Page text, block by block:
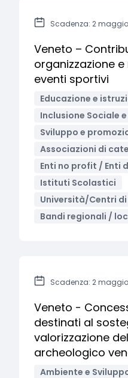
Scadenza: 2
Veneto –
organizzazione
eventi sportivi
Educazione e
Inclusione Sociale
Sviluppo e
Associazioni di
Enti no profit / Enti
Istituti Scolastici
Università/Centri
Bandi regionali /
Scadenza: 2
Veneto -
destinati al
valorizzazione
archeologico
Ambiente e